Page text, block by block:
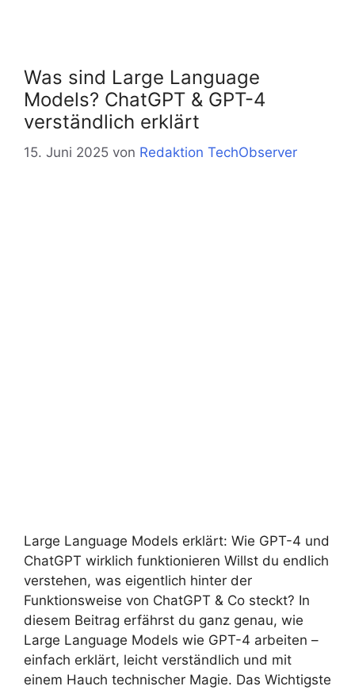
Was sind Large Language
Models? ChatGPT & GPT-4
verständlich erklärt
15. Juni 2025 von Redaktion TechObserver
Large Language Models erklärt: Wie GPT-4 und
ChatGPT wirklich funktionieren Willst du endlich
verstehen, was eigentlich hinter der
Funktionsweise von ChatGPT & Co steckt? In
diesem Beitrag erfährst du ganz genau, wie
Large Language Models wie GPT-4 arbeiten –
einfach erklärt, leicht verständlich und mit
einem Hauch technischer Magie. Das Wichtigste